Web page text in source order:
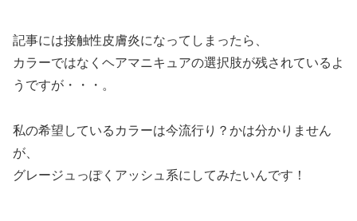
記事には接触性皮膚炎になってしまったら、
カラーではなくヘアマニキュアの選択肢が残されているよ
うですが・・・。
私の希望しているカラーは今流行り？かは分かりません
が、
グレージュっぽくアッシュ系にしてみたいんです！